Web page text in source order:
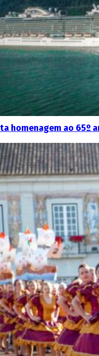
homenagem ao